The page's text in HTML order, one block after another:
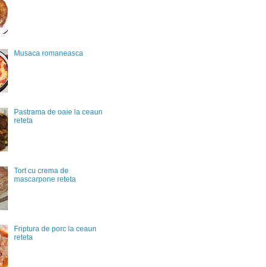
Musaca romaneasca
Pastrama de oaie la ceaun
reteta
Tort cu crema de
mascarpone reteta
Friptura de porc la ceaun
reteta